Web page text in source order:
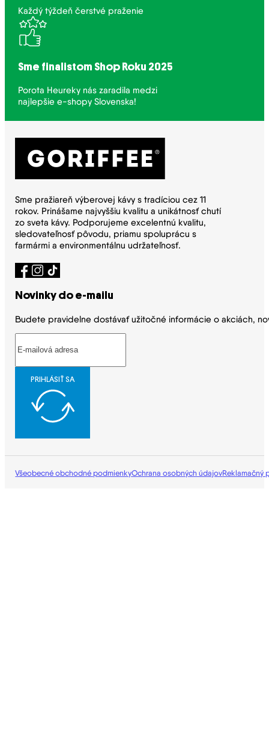
Každý týždeň čerstvé praženie
Sme finalistom Shop Roku 2025
Porota Heureky nás zaradila medzi
najlepšie e-shopy Slovenska!
Sme pražiareň výberovej kávy s tradíciou cez 11
rokov. Prinášame najvyššiu kvalitu a unikátnosť chutí
zo sveta kávy. Podporujeme excelentnú kvalitu,
sledovateľnosť pôvodu, priamu spoluprácu s
farmármi a environmentálnu udržateľnosť.
Novinky do e-mailu
Budete pravidelne dostávať užitočné informácie o akciách,
PRIHLÁSIŤ SA
Všeobecné obchodné podmienkyOchrana osobných údajovReklamačný